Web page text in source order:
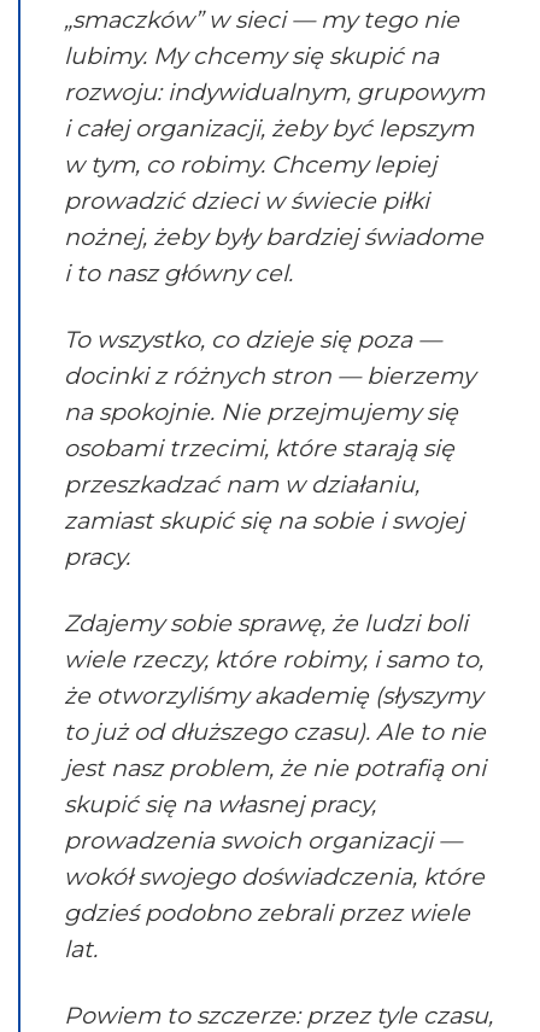
„smaczków” w sieci — my tego nie
lubimy. My chcemy się skupić na
rozwoju: indywidualnym, grupowym
i całej organizacji, żeby być lepszym
w tym, co robimy. Chcemy lepiej
prowadzić dzieci w świecie piłki
nożnej, żeby były bardziej świadome
i to nasz główny cel.
To wszystko, co dzieje się poza —
docinki z różnych stron — bierzemy
na spokojnie. Nie przejmujemy się
osobami trzecimi, które starają się
przeszkadzać nam w działaniu,
zamiast skupić się na sobie i swojej
pracy.
Zdajemy sobie sprawę, że ludzi boli
wiele rzeczy, które robimy, i samo to,
że otworzyliśmy akademię (słyszymy
to już od dłuższego czasu). Ale to nie
jest nasz problem, że nie potrafią oni
skupić się na własnej pracy,
prowadzenia swoich organizacji —
wokół swojego doświadczenia, które
gdzieś podobno zebrali przez wiele
lat.
Powiem to szczerze: przez tyle czasu,